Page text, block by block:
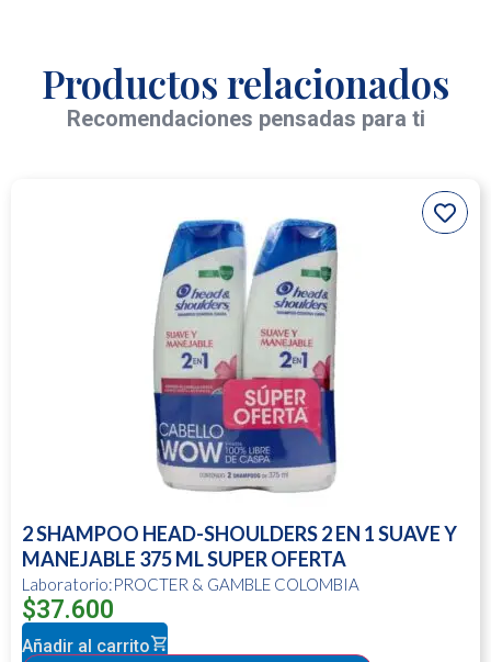
Productos relacionados
Recomendaciones pensadas para ti
2 SHAMPOO HEAD-SHOULDERS 2 EN 1 SUAVE Y
MANEJABLE 375 ML SUPER OFERTA
Laboratorio:PROCTER & GAMBLE COLOMBIA
$37.600
Añadir al carrito